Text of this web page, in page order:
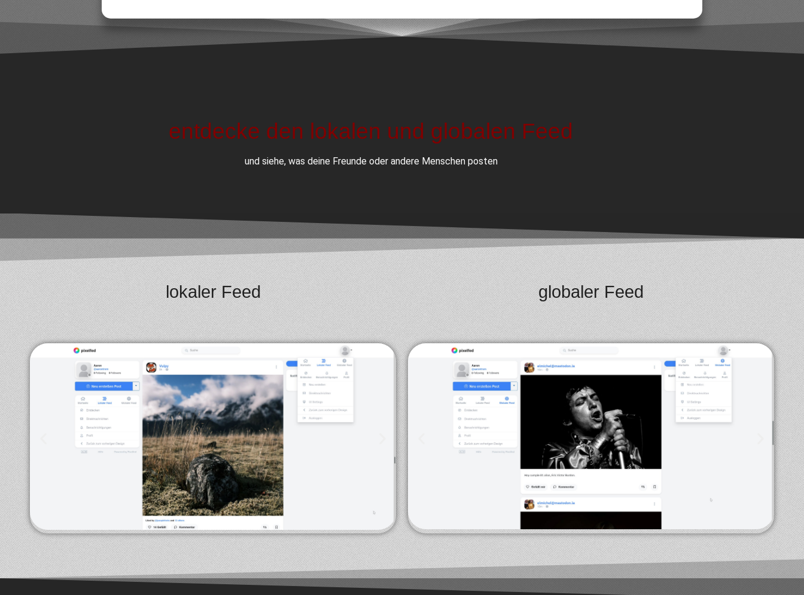
entdecke den lokalen und globalen Feed
und siehe, was deine Freunde oder andere Menschen posten
lokaler Feed globaler Feed